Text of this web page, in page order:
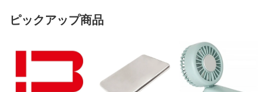
ピックアップ商品